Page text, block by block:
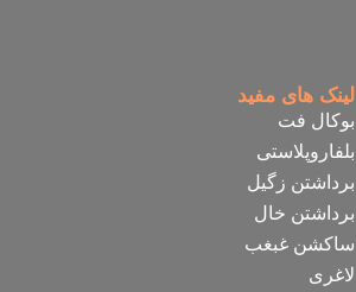
لینک های مفید
بوکال فت
بلفاروپلاستی
برداشتن زگیل
برداشتن خال
ساکشن غبغب
لاغری